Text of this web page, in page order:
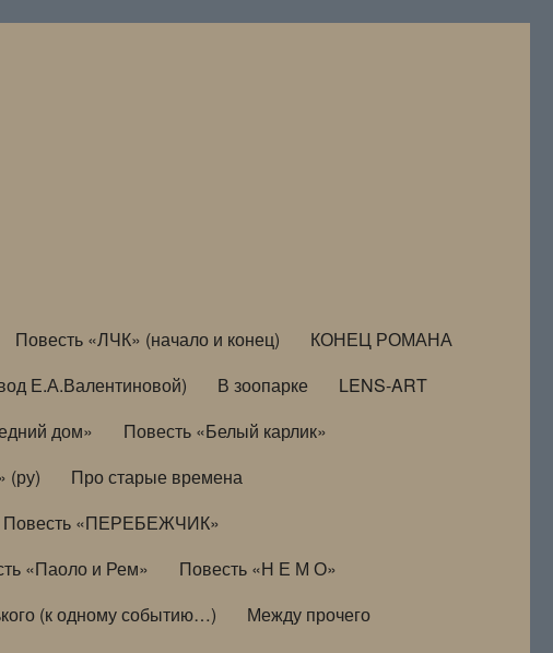
Повесть «ЛЧК» (начало и конец)
КОНЕЦ РОМАНА
Е.А.Валентиновой) В зоопарке
LENS-ART
дом»
Повесть «Белый карлик»
Про старые времена
Повесть «ПЕРЕБЕЖЧИК»
«Паоло и Рем»
Повесть «Н Е М О»
(к одному событию…)
Между прочего